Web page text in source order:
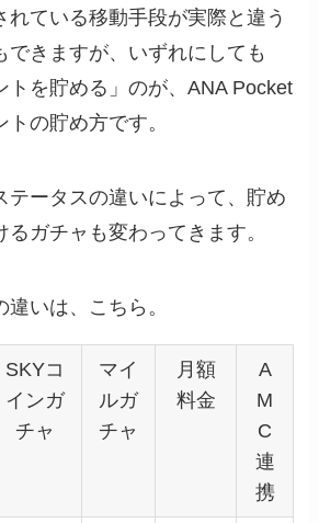
れている移動手段が実際と違う
できますが、いずれにしても
トを貯める」のが、ANA Pocket
の貯め方です。
テータスの違いによって、貯め
ガチャも変わってきます。
いは、こちら。
SKYコ
インガ
チャ
マイ
ルガ
チャ
月額
料金
A
M
C
連
携